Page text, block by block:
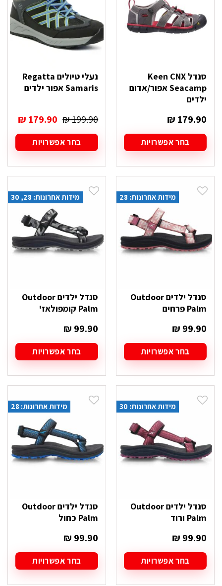
האפשרויות
בעמוד
המוצר
האפשרויות
בעמוד
המוצר
סנדל Keen CNX
Seacamp אפור/אדום
ילדים
₪ 179.90
בחר אפשרויות
זה
יש
סוגים.
האפשרויות
בעמוד
המוצר
נעלי טיולים Regatta
Samaris אפור ילדים
₪199.90
המחיר
המקורי
היה:
₪ 199.90.
₪ 179.90
₪ 179.90.
בחר אפשרויות
זה
יש
סוגים.
האפשרויות
בעמוד
המוצר
מידות אחרונות: 28
סנדל ילדים Outdoor
Palm פרחים
₪ 99.90
בחר אפשרויות
זה
יש
סוגים.
האפשרויות
בעמוד
המוצר
מידות אחרונות: 28, 30
סנדל ילדים Outdoor
Palm קומפולאז'
₪ 99.90
בחר אפשרויות
זה
יש
סוגים.
האפשרויות
בעמוד
המוצר
מידות אחרונות: 30
סנדל ילדים Outdoor
Palm ורוד
₪ 99.90
בחר אפשרויות
זה
מידות אחרונות: 28
סנדל ילדים Outdoor
Palm כחול
₪ 99.90
בחר אפשרויות
זה